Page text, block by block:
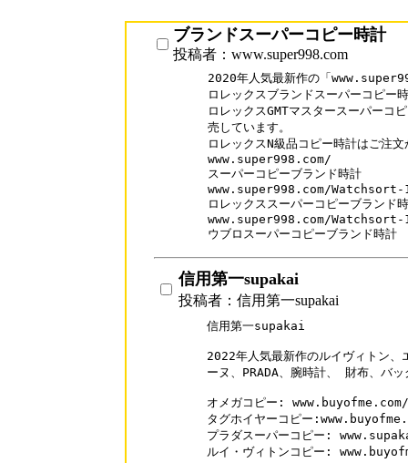
ブランドスーパーコピー時計
投稿者：www.super998.com
2020年人気最新作の「
ロレックスブランドスーパーコピー
ロレックスGMTマスタースーパーコ
売しています。
ロレックスN級品コピー時計はご注
www.super998.com/
スーパーコピーブランド時計
www.super998.com/
ロレックススーパーコピーブランド
www.super998.com/
ウブロスーパーコピーブランド時計
信用第一supakai
投稿者：信用第一supakai
信用第一supakai
2022年人気最新作のルイヴィトン
ーヌ、PRADA、腕時計、 財布、バ
オメガコピー:
タグホイヤーコピー
プラダスーパーコピー:
ルイ・ヴィトンコピー: